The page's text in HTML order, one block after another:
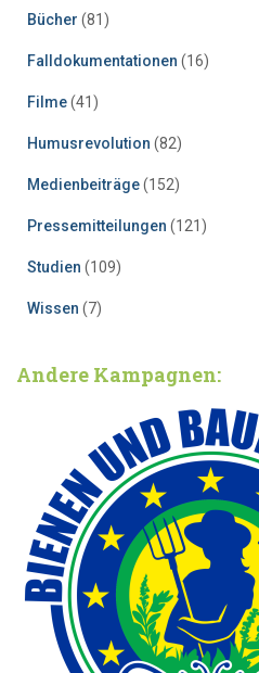
Bücher (81)
Falldokumentationen (16)
Filme(41)
Humusrevolution (82)
Medienbeiträge(152)
Pressemitteilungen (121)
Studien (109)
Wissen (7)
Andere Kampagnen: